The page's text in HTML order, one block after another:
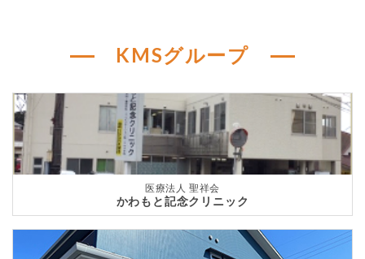
KMSグループ
医療法人 聖祥会
かわもと記念クリニック